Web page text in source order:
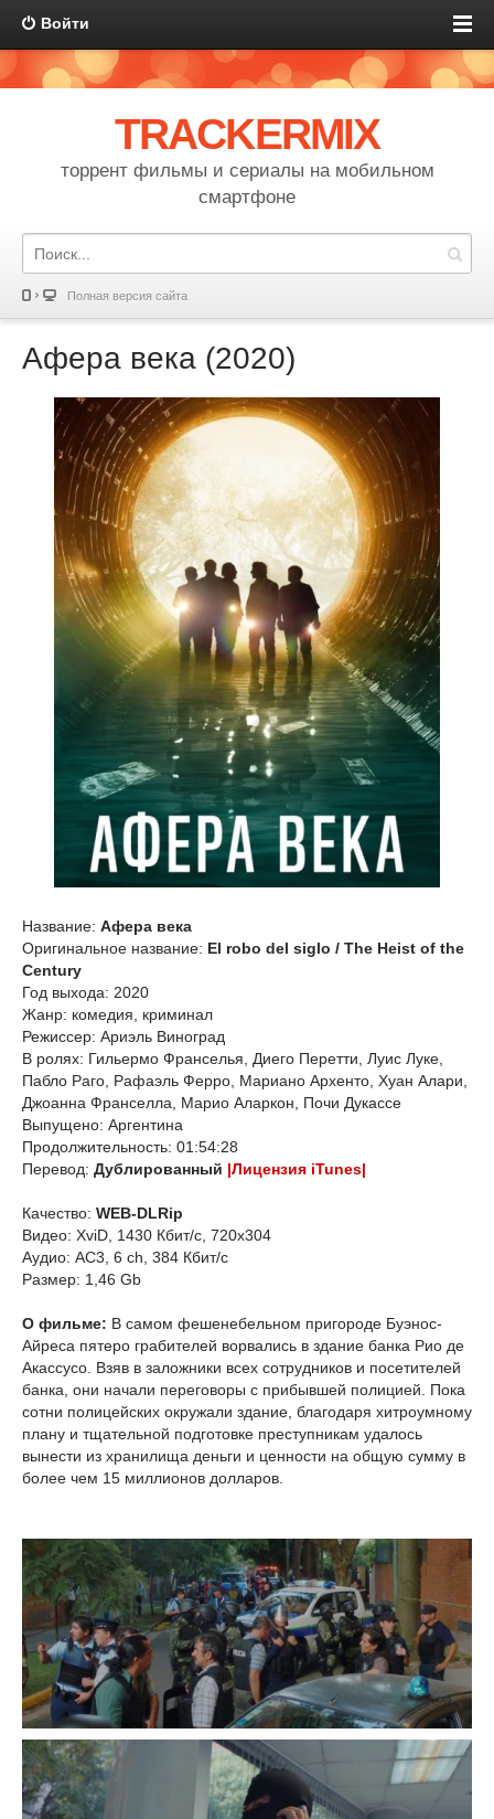
Войти
TRACKERMIX
торрент фильмы и сериалы на мобильном
смартфоне
Полная версия сайта
Афера века (2020)
Название: Афера века
Оригинальное название: El robo del siglo / The Heist of the
Century
Год выхода: 2020
Жанр: комедия, криминал
Режиссер: Ариэль Виноград
В ролях: Гильермо Франселья, Диего Перетти, Луис Луке,
Пабло Раго, Рафаэль Ферро, Мариано Архенто, Хуан Алари,
Джоанна Франселла, Марио Аларкон, Почи Дукассе
Выпущено: Аргентина
Продолжительность: 01:54:28
Перевод: Дублированный |Лицензия iTunes|
Качество: WEB-DLRip
Видео: XviD, 1430 Кбит/с, 720x304
Аудио: AC3, 6 ch, 384 Кбит/с
Размер: 1,46 Gb
О фильме: В самом фешенебельном пригороде Буэнос-
Айреса пятеро грабителей ворвались в здание банка Рио де
Акассусо. Взяв в заложники всех сотрудников и посетителей
банка, они начали переговоры с прибывшей полицией. Пока
сотни полицейских окружали здание, благодаря хитроумному
плану и тщательной подготовке преступникам удалось
вынести из хранилища деньги и ценности на общую сумму в
более чем 15 миллионов долларов.